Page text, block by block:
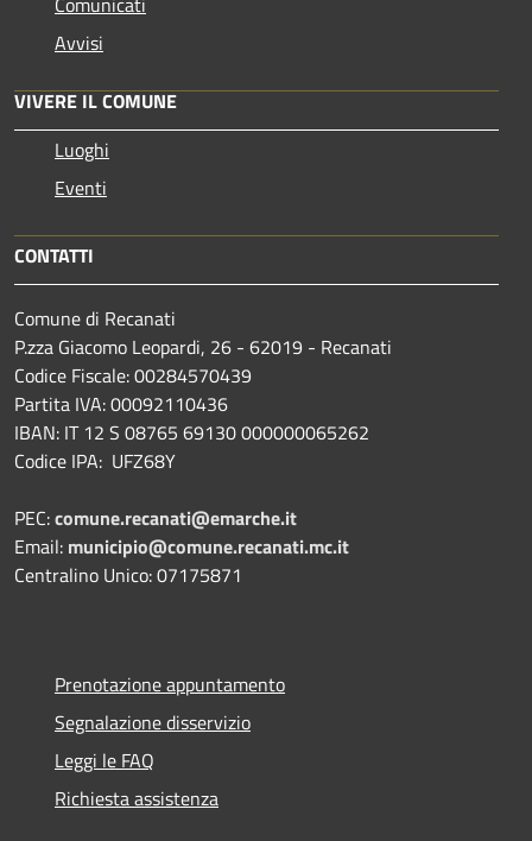
Avvisi
VIVERE IL COMUNE
Luoghi
Eventi
CONTATTI
Comune di Recanati
P.zza Giacomo Leopardi, 26 - 62019 - Recanati
Codice Fiscale: 00284570439
Partita IVA: 00092110436
IBAN: IT 12 S 08765 69130 000000065262
Codice IPA: UFZ68Y
PEC:comune.recanati@emarche.it
Email: municipio@comune.recanati.mc.it
Centralino Unico: 07175871
Prenotazione appuntamento
Segnalazione disservizio
Leggi le FAQ
Richiesta assistenza